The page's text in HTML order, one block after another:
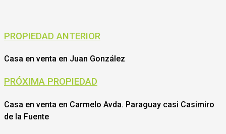
PROPIEDAD ANTERIOR
Casa en venta en Juan González
PRÓXIMA PROPIEDAD
Casa en venta en Carmelo Avda. Paraguay casi Casimiro
de la Fuente